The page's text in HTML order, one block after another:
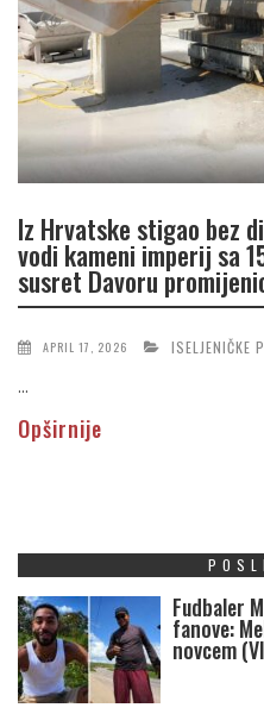
Iz Hrvatske stigao bez
vodi kameni imperij sa
susret Davoru
APRIL 17, 2026 ISELJENIČKE
...
Opširnije
Fudbaler
fanove:
novcem